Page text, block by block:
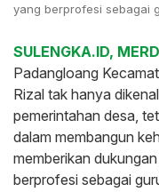
yang berprofesi sebagai
SULENGKA.ID,
Padangloang
Rizal tak hanya
pemerintahan desa,
dalam membangun
memberikan
berprofesi sebagai